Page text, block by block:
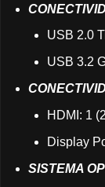
USB 2.0
USB 3.2
HDMI: 1
Display
SISTEMA